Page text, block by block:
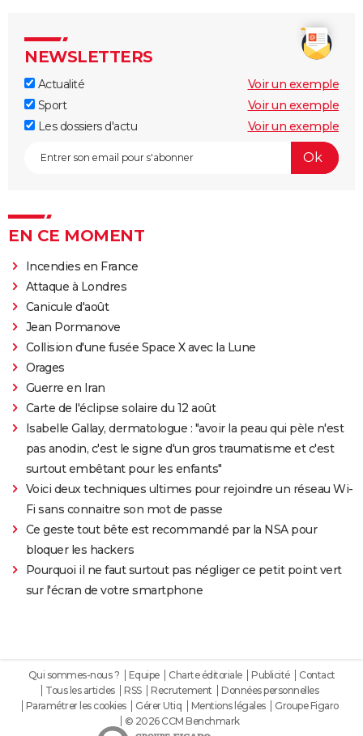
NEWSLETTERS
Actualité
Voir un exemple
Sport
Voir un exemple
Les dossiers d'actu
Voir un exemple
EN CE MOMENT
Incendies en France
Attaque à Londres
Canicule d'août
Jean Pormanove
Collision d'une fusée Space X avec la Lune
Orages
Guerre en Iran
Carte de l'éclipse solaire du 12 août
Isabelle Gallay, dermatologue : "avoir la peau qui pèle n'est
pas anodin, c'est le signe d'un gros traumatisme et c'est
surtout embêtant pour les enfants"
Voici deux techniques ultimes pour rejoindre un réseau Wi-
Fi sans connaitre son mot de passe
Ce geste tout bête est recommandé par la NSA pour
bloquer les hackers
Pourquoi il ne faut surtout pas négliger ce petit point vert
sur l'écran de votre smartphone
Qui sommes-nous ? Equipe Charte éditoriale Publicité
Contact
Tous les articles
RSS Recrutement
Données personnelles
Paramétrer les cookies
Gérer Utiq Mentions légales
Groupe Figaro
© 2026 CCM Benchmark